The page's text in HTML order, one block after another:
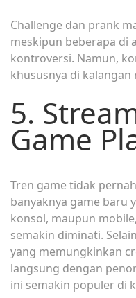
Challenge dan prank
meskipun beberapa di
kontroversi. Namun,
khususnya di
5.
Game
Tren game tidak
banyaknya game baru
konsol, maupun
semakin diminati.
yang memungkinkan
langsung dengan
ini semakin populer di